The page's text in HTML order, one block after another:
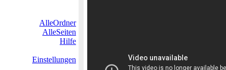
AlleOrdner
AlleSeiten
Hilfe
Einstellungen